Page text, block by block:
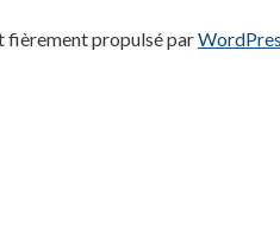
fièrement propulsé par